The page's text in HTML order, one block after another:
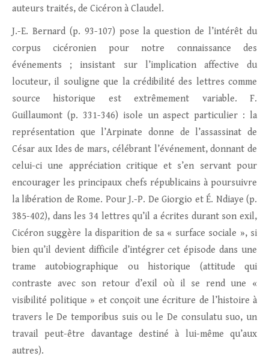
auteurs traités, de Cicéron à Claudel.
J.-E. Bernard (p. 93-107) pose la question de l’intérêt du
corpus cicéronien pour notre connaissance des
événements ; insistant sur l’implication affective du
locuteur, il souligne que la crédibilité des lettres comme
source historique est extrêmement variable. F.
Guillaumont (p. 331-346) isole un aspect particulier : la
représentation que l’Arpinate donne de l’assassinat de
César aux Ides de mars, célébrant l’événement, donnant de
celui-ci une appréciation critique et s’en servant pour
encourager les principaux chefs républicains à poursuivre
la libération de Rome. Pour J.-P. De Giorgio et É. Ndiaye (p.
385-402), dans les 34 lettres qu’il a écrites durant son exil,
Cicéron suggère la disparition de sa « surface sociale », si
bien qu’il devient difficile d’intégrer cet épisode dans une
trame autobiographique ou historique (attitude qui
contraste avec son retour d’exil où il se rend une «
visibilité politique » et conçoit une écriture de l’histoire à
travers le De temporibus suis ou le De consulatu suo, un
travail peut-être davantage destiné à lui-même qu’aux
autres).